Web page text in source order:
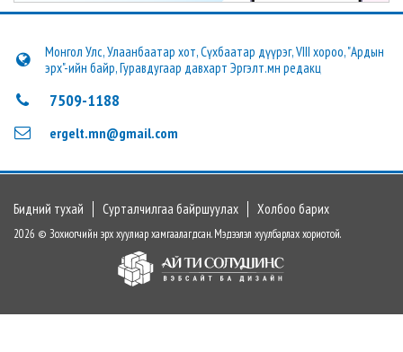
Монгол Улс, Улаанбаатар хот, Сүхбаатар дүүрэг, VIII хороо, "Ардын
эрх"-ийн байр, Гуравдугаар давхарт Эргэлт.мн редакц
7509-1188
ergelt.mn@gmail.com
Бидний тухай Сурталчилгаа байршуулах Холбоо барих
2026 © Зохиогчийн эрх хуулиар хамгаалагдсан. Мэдээлэл хуулбарлах хориотой.